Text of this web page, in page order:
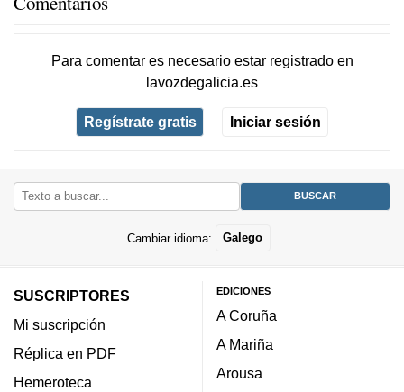
Para comentar es necesario estar registradoen
lavozdegalicia.es
Regístrate gratis Iniciar sesión
Cambiar idioma: Galego
SUSCRIPTORES
Mi suscripción
Réplica en PDF
Hemeroteca
EDICIONES
A Coruña
A Mariña
Arousa